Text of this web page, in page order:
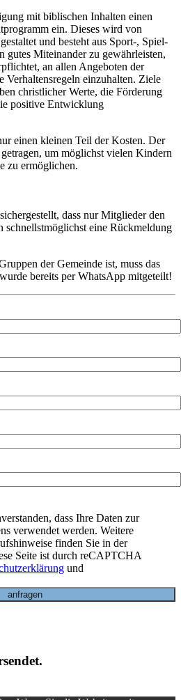
mit biblischen Inhalten einen
ein. Dieses wird von
und besteht aus Sport-, Spiel-
gutes Miteinander zu gewährleisten,
an allen Angeboten der
Verhaltensregeln einzuhalten. Ziele
christlicher Werte, die Förderung
positive Entwicklung
einen kleinen Teil der Kosten. Der
um möglichst vielen Kindern
zu ermöglichen.
dass nur Mitglieder den
schnellstmöglichst eine Rückmeldung
der Gemeinde ist, muss das
bereits per WhatsApp mitgeteilt!
dass Ihre Daten zur
verwendet werden. Weitere
finden Sie in der
Seite ist durch reCAPTCHA
und